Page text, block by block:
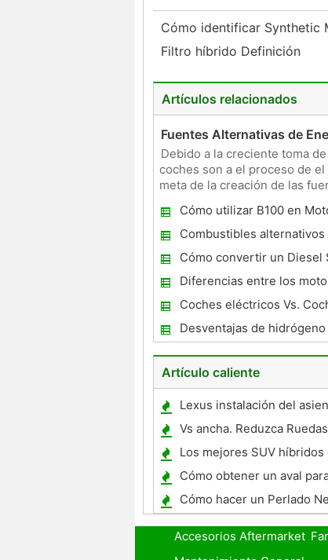
Cómo identificar Synthetic
Filtro híbrido Definición
Artículos relacionados
Fuentes Alternativas de
Debido a la creciente toma
coches son a el proceso de
meta de la creación de las
Cómo utilizar B100 en
Combustibles alternativos
Cómo convertir un Diesel
Biodiesel
Diferencias entre los
y Motores
Coches eléctricos Vs.
Desventajas de
ventajas
Artículo caliente
Lexus instalación del
Vs ancha. Reduzca Ruedas
Los mejores SUV híbridos
Cómo obtener un aval
de coches
Cómo hacer un Perlado
Accesorios Aftermarket